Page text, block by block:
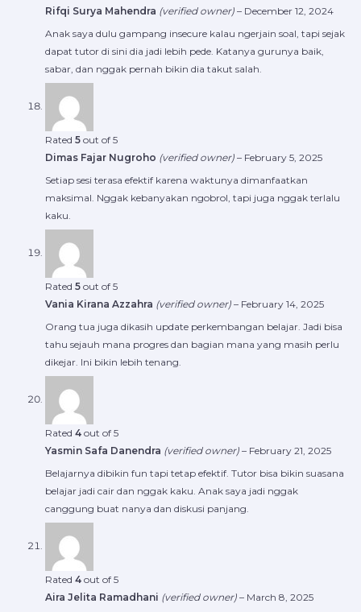
Rifqi Surya Mahendra (verified owner) – December 12, 2024
Anak saya dulu gampang insecure kalau ngerjain soal, tapi sejak
dapat tutor di sini dia jadi lebih pede. Katanya gurunya baik,
sabar, dan nggak pernah bikin dia takut salah.
Rated 5 out of 5
Dimas Fajar Nugroho (verified owner) – February 5, 2025
Setiap sesi terasa efektif karena waktunya dimanfaatkan
maksimal. Nggak kebanyakan ngobrol, tapi juga nggak terlalu
kaku.
Rated 5 out of 5
Vania Kirana Azzahra (verified owner) – February 14, 2025
Orang tua juga dikasih update perkembangan belajar. Jadi bisa
tahu sejauh mana progres dan bagian mana yang masih perlu
dikejar. Ini bikin lebih tenang.
Rated 4 out of 5
Yasmin Safa Danendra (verified owner) – February 21, 2025
Belajarnya dibikin fun tapi tetap efektif. Tutor bisa bikin suasana
belajar jadi cair dan nggak kaku. Anak saya jadi nggak
canggung buat nanya dan diskusi panjang.
Rated 4 out of 5
Aira Jelita Ramadhani (verified owner) – March 8, 2025